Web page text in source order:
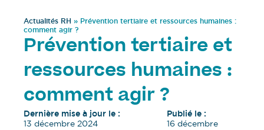
Actualités RH » Prévention tertiaire et ressources humaines :
comment agir ?
Prévention tertiaire et
ressources humaines :
comment agir ?
Dernière mise à jour le :
13 décembre 2024
Publié le :
16 décembre